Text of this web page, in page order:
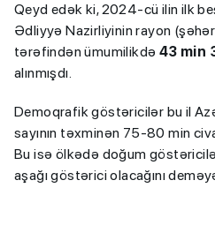
Qeyd edək ki, 2024-cü ilin ilk
Ədliyyə Nazirliyinin rayon
tərəfindən ümumilikdə 43 min
alınmışdı.
Demoqrafik göstəricilər bu il
sayının təxminən 75-80 min
Bu isə ölkədə doğum
aşağı göstərici olacağını